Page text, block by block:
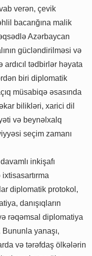
verən, çevik
bacarığına malik
Azərbaycan
gücləndirilməsi və
ardıcıl tədbirlər həyata
biri diplomatik
müsabiqə əsasında
bilikləri, xarici dil
və beynəlxalq
seçim zamanı
inkişafı
diplomatik protokol,
danışıqların
rəqəmsal diplomatiya
yanaşı,
və tərəfdaş ölkələrin